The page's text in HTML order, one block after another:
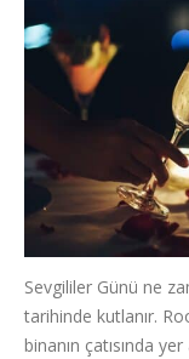
Sevgililer Günü ne
tarihinde kutlanır.
binanın çatısında